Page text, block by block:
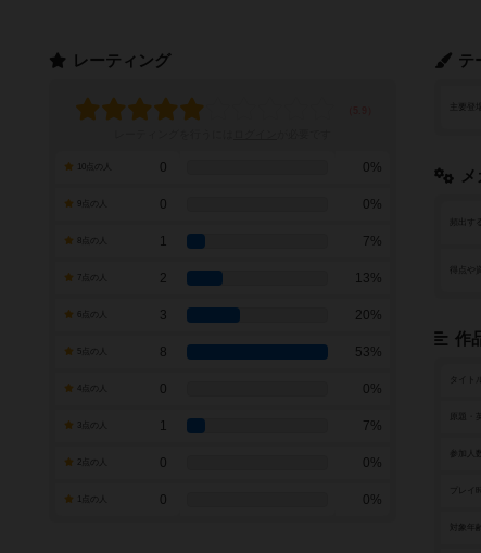
テ
頻出す
作
タイトル
参加人数
レーティング
0 0%
0 0%
1 7%
7点の人 2 13%
3 20%
8 53%
0 0%
1 7%
0 0%
0 0%